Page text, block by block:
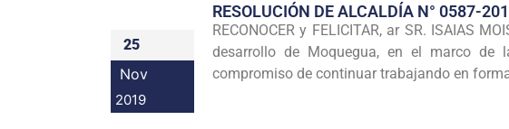
25
Nov
2019
RESOLUCIÓN DE ALCALDÍA N° 0587-
RECONOCER y FELICITAR, ar SR. ISAIAS
desarrollo de Moquegua, en el marco de
compromiso de continuar trabajando en